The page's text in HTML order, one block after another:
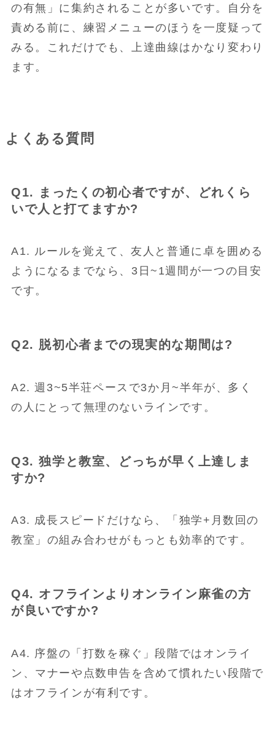
の有無」に集約されることが多いです。自分を
責める前に、練習メニューのほうを一度疑って
みる。これだけでも、上達曲線はかなり変わり
ます。
よくある質問
Q1. まったくの初心者ですが、どれくら
いで人と打てますか?
A1. ルールを覚えて、友人と普通に卓を囲める
ようになるまでなら、3日~1週間が一つの目安
です。
Q2. 脱初心者までの現実的な期間は?
A2. 週3~5半荘ペースで3か月~半年が、多く
の人にとって無理のないラインです。
Q3. 独学と教室、どっちが早く上達しま
すか?
A3. 成長スピードだけなら、「独学+月数回の
教室」の組み合わせがもっとも効率的です。
Q4. オフラインよりオンライン麻雀の方
が良いですか?
A4. 序盤の「打数を稼ぐ」段階ではオンライ
ン、マナーや点数申告を含めて慣れたい段階で
はオフラインが有利です。